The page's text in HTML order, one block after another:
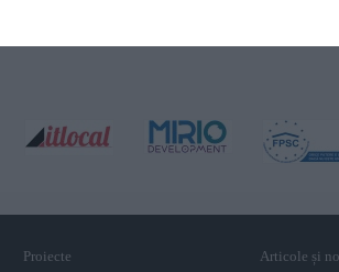
Proiecte Articole și